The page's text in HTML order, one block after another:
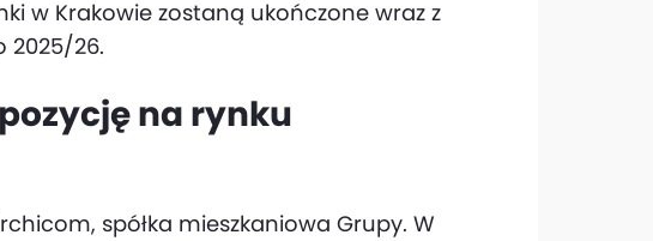
w Krakowie zostaną ukończone wraz z
2025/26.
na rynku
spółka mieszkaniowa Grupy. W